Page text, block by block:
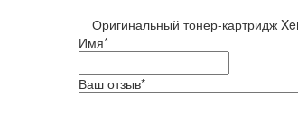
Оригинальный тонер-картридж
Имя*
Ваш отзыв*